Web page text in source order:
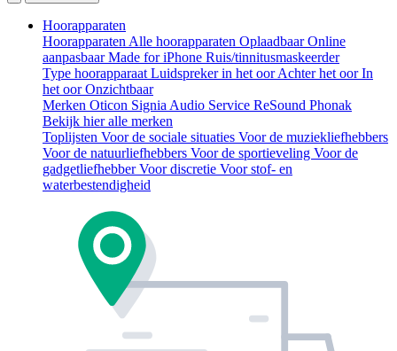
Hoorapparaten
Hoorapparaten Alle hoorapparaten OplaadbaarOnline
aanpasbaarMade for iPhone Ruis/tinnitusmaskeerder
Type hoorapparaat Luidspreker in het oorAchter het oorIn
het oorOnzichtbaar
Merken Oticon Signia Audio Service ReSound Phonak
Bekijk hier alle merken
Toplijsten Voor de sociale situaties Voor de muziekliefhebbers
Voor de natuurliefhebbers Voor de sportieveling Voor de
gadgetliefhebberVoor discretie Voor stof- en
waterbestendigheid